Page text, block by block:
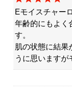
Eモイスチャー
年齢的にもよく
す。
肌の状態に結果
うに思いますが